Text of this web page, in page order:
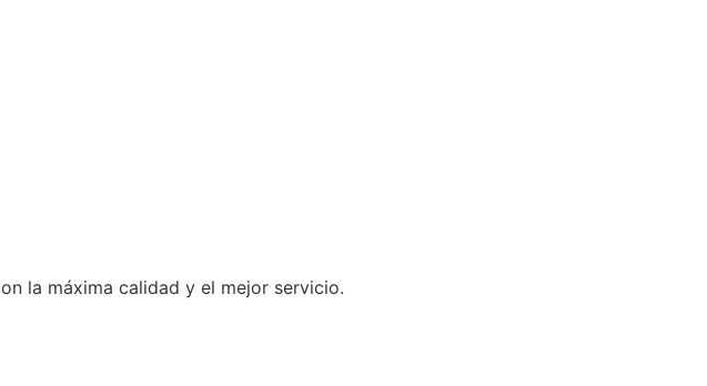
la máxima calidad y el mejor servicio.